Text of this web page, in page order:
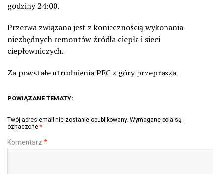
godziny 24:00.
Przerwa związana jest z koniecznością wykonania
niezbędnych remontów źródła ciepła i sieci
ciepłowniczych.
Za powstałe utrudnienia PEC z góry przeprasza.
POWIĄZANE TEMATY:
Twój adres email nie zostanie opublikowany. Wymagane pola są
oznaczone *
Komentarz *